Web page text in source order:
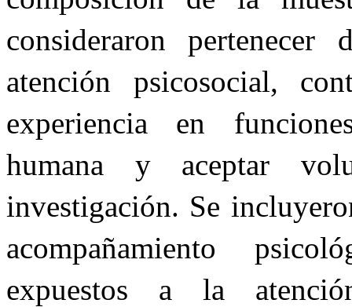
consideraron
atención psicosocial,
experiencia en
humana y aceptar
investigación. Se
acompañamiento
expuestos a la